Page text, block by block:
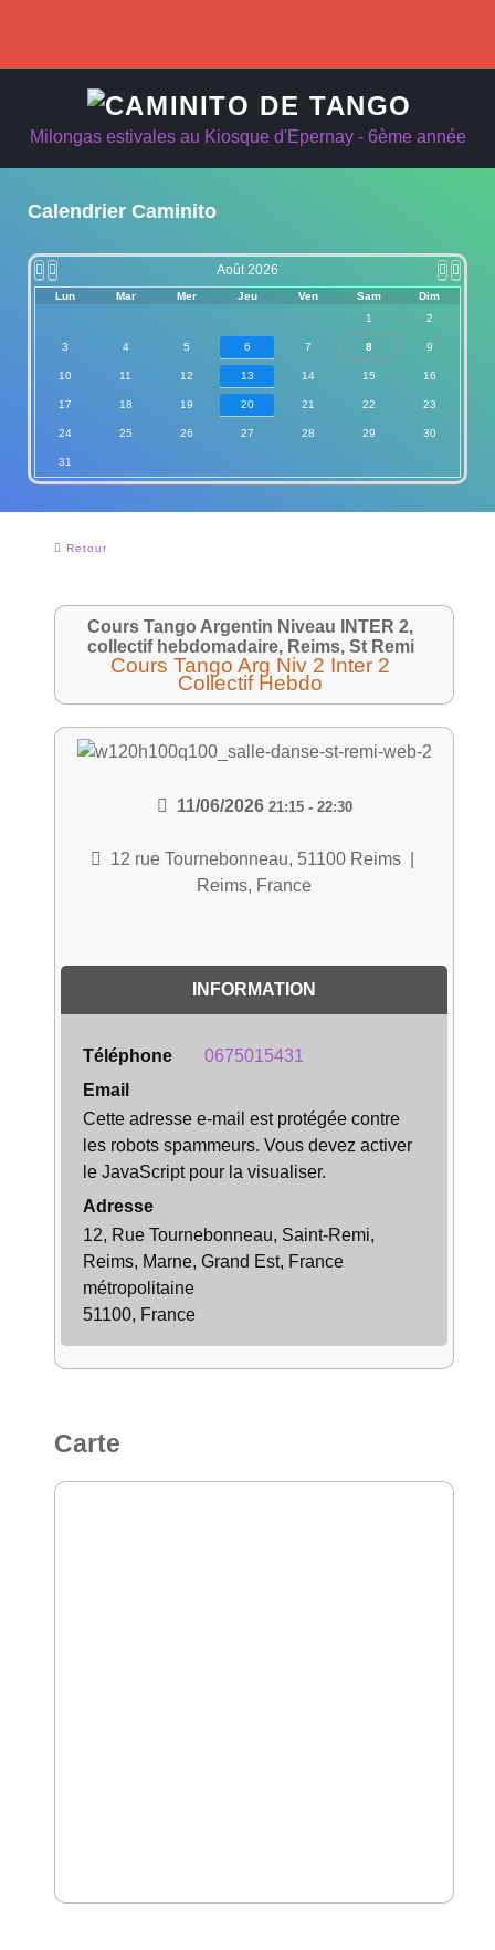
Milongas estivales au Kiosque d'Epernay - 6ème année
Calendrier Caminito
Août 2026
Lun Mar Mer Jeu Ven Sam
Dim
1
2
3 4 5 6 7 8 9
10 11 12 13 14 15 16
17 18 19 20 21 22 23
24 25 26 27 28 29 30
31
Retour
Cours Tango Argentin Niveau INTER 2,
collectif hebdomadaire, Reims, St Remi
Cours Tango Arg Niv 2 Inter 2
Collectif Hebdo
11/06/2026 21:15- 22:30
12 rue Tournebonneau, 51100 Reims
Reims, France
INFORMATION
Téléphone
0675015431
Email
Cette adresse e-mail est protégée contre
les robots spammeurs. Vous devez activer
le JavaScript pour la visualiser.
Adresse
12, Rue Tournebonneau, Saint-Remi,
Reims, Marne, Grand Est, France
métropolitaine
51100, France
Carte